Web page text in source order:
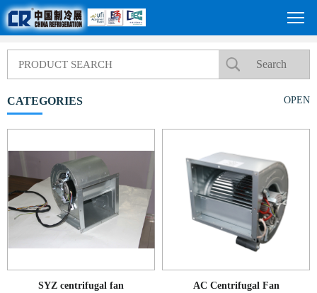
CATEGORIES OPEN
SYZ centrifugal fan AC Centrifugal Fan